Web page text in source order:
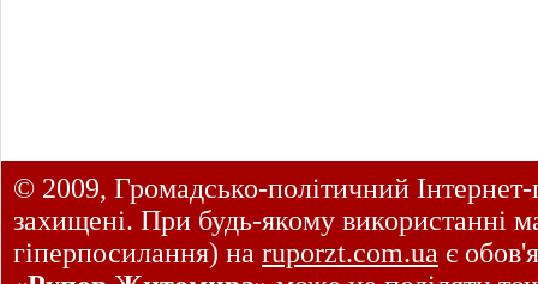
© 2009, Громадсько-політичний
захищені. При будь-якому використанні
гіперпосилання) на ruporzt.com.ua є